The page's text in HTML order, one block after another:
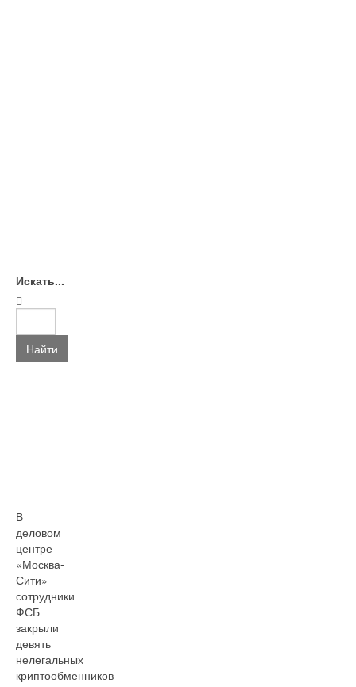
Искать...
Найти
В
деловом
центре
«Москва-
Сити»
сотрудники
ФСБ
закрыли
девять
нелегальных
криптообменников